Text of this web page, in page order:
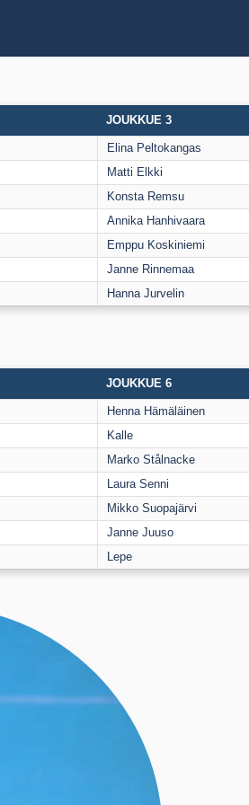
JOUKKUE 3
Elina Peltokangas
Matti Elkki
Konsta Remsu
Annika Hanhivaara
Emppu Koskiniemi
Janne Rinnemaa
Hanna Jurvelin
JOUKKUE 6
Henna Hämäläinen
Kalle
Marko Stålnacke
Laura Senni
Mikko Suopajärvi
Janne Juuso
Lepe